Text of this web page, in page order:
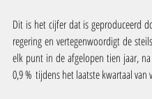
Dit is het cijfer dat is geproduceerd
regering en vertegenwoordigt de
elk punt in de afgelopen tien jaar,
0,9 %  tijdens het laatste kwartaal van